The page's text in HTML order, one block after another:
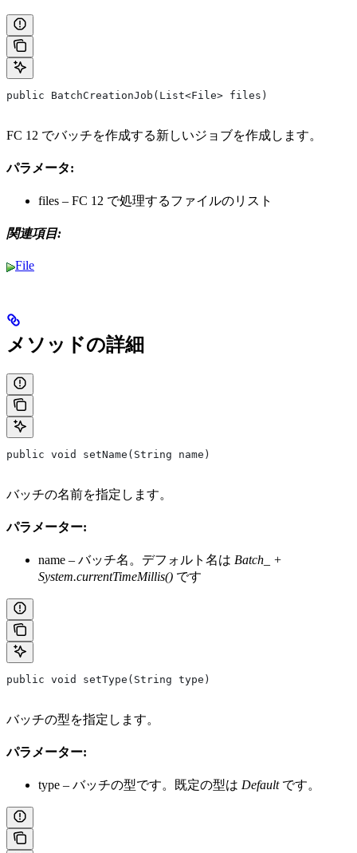
public BatchCreationJob(List<File> files)
FC 12 でバッチを作成する新しいジョブを作成します。
パラメータ:
files – FC 12 で処理するファイルのリスト
関連項目:
File
メソッドの詳細
public void setName(String name)
バッチの名前を指定します。
パラメーター:
name – バッチ名。デフォルト名は Batch_ +
System.currentTimeMillis() です
public void setType(String type)
バッチの型を指定します。
パラメーター:
type – バッチの型です。既定の型は Defaultです。